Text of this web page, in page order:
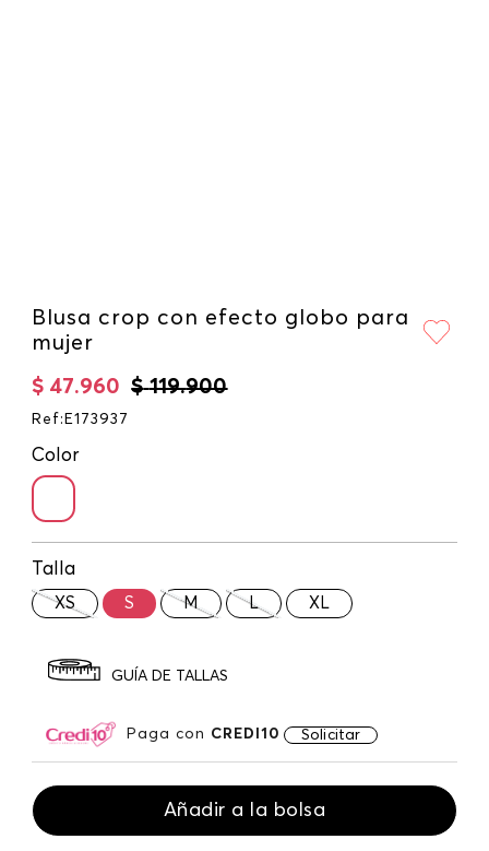
Blusa crop con efecto globo para
mujer
$ 119.900
$ 47.960
Ref : E173937
Color
Talla
XS S M L XL
GUÍA DE TALLAS
Paga con CREDI10 Solicitar
Añadir a la bolsa